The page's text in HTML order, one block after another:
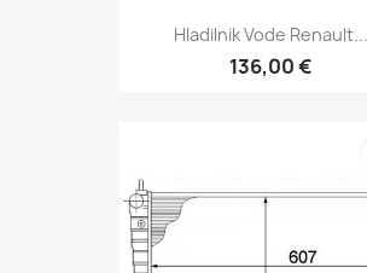
Hladilnik Vode Renault...
136,00 €